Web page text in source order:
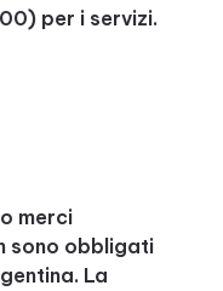
per i servizi.
merci
sono obbligati
La